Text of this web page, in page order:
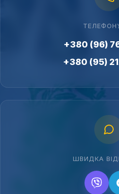
+380 (96)
+380 (95)
ШВИДКА